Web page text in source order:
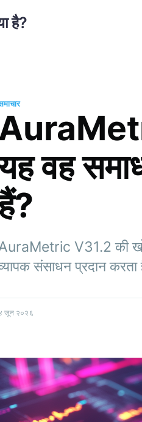
है?
वह
V31.2 की
संसाधन प्रदान करता
जून २०२६